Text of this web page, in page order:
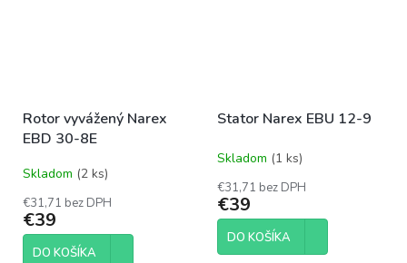
Rotor vyvážený Narex
EBD 30-8E
Skladom (2 ks)
€31,71 bez DPH
€39
DO KOŠÍKA
Stator Narex EBU 12-9
Priemerné
produktu
je
5,0
Skladom (1 ks)
€31,71 bez DPH
€39
DO KOŠÍKA